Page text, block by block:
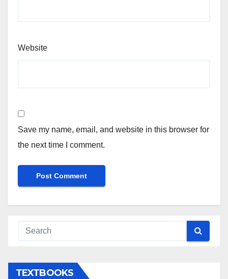
Website
Save my name, email, and website in this browser for
the next time I comment.
TEXTBOOKS